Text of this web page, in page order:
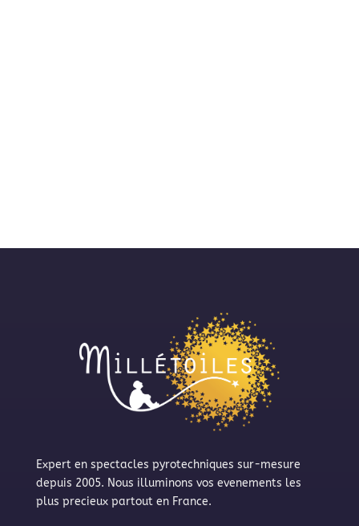
Expert en spectacles pyrotechniques sur-mesure
depuis 2005. Nous illuminons vos evenements les
plus precieux partout en France.